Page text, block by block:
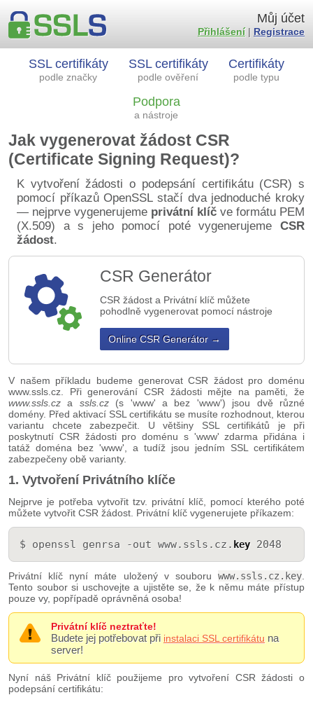
SSL certifikáty
podle značky
SSL certifikáty
podle ověření
Certifikáty
podle typu
Podpora
a nástroje
Můj účet
Přihlášení| Registrace
Jak vygenerovat žádost CSR
(Certificate Signing Request)?
K vytvoření žádosti o podepsání certifikátu (CSR) s
pomocí příkazů OpenSSL stačí dva jednoduché kroky
— nejprve vygenerujeme privátní klíč ve formátu PEM
(X.509) a s jeho pomocí poté vygenerujeme CSR
žádost.
CSR Generátor
CSR žádost a Privátní klíč můžete
pohodlně vygenerovat pomocí nástroje
Online CSR Generátor →
V našem příkladu budeme generovat CSR žádost pro doménu
www.ssls.cz. Při generování CSR žádosti mějte na paměti, že
www.ssls.cz a ssls.cz(s 'www' a bez 'www') jsou dvě různé
domény. Před aktivací SSL certifikátu se musíte rozhodnout, kterou
variantu chcete zabezpečit. U většiny SSL certifikátů je při
poskytnutí CSR žádosti pro doménu s 'www' zdarma přidána i
tatáž doména bez 'www', a tudíž jsou jedním SSL certifikátem
zabezpečeny obě varianty.
1. Vytvoření Privátního klíče
Nejprve je potřeba vytvořit tzv. privátní klíč, pomocí kterého poté
můžete vytvořit CSR žádost. Privátní klíč vygenerujete příkazem:
$ openssl genrsa -out www.ssls.cz. key 2048
Privátní klíč nyní máte uložený v souboru www.ssls.cz.key
Tento soubor si uschovejte a ujistěte se, že k němu máte přístup
pouze vy, popřípadě oprávněná osoba!
Privátní klíč neztraťte!
Budete jej potřebovat při instalaci SSL certifikátu na
server!
Nyní náš Privátní klíč použijeme pro vytvoření CSR žádosti o
podepsání certifikátu: